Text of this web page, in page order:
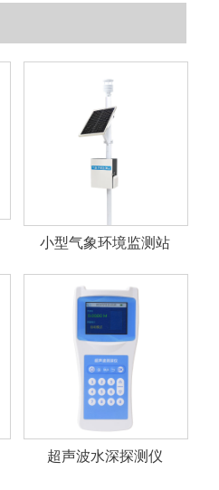
小型气象环境监测站
超声波水深探测仪